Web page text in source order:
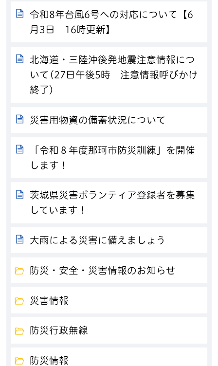
令和8年台風6号への対応について【6
月3日 16時更新】
北海道・三陸沖後発地震注意情報につ
いて(27日午後5時 注意情報呼びかけ
終了）
災害用物資の備蓄状況について
「令和８年度那珂市防災訓練」を開催
します！
茨城県災害ボランティア登録者を募集
しています！
大雨による災害に備えましょう
防災・安全・災害情報のお知らせ
災害情報
防災行政無線
防災情報